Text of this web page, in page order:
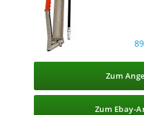
Zum
Zum Ebay-